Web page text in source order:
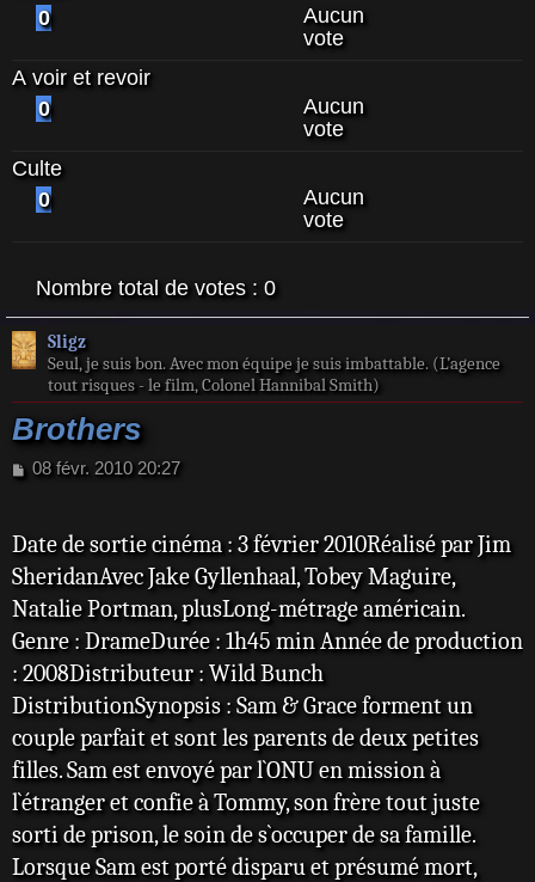
0
Aucun
vote
A voir et revoir
0
Aucun
vote
Culte
0
Aucun
vote
Nombre total de votes : 0
Sligz
Seul, je suis bon. Avec mon équipe je suis imbattable. (L’agence
tout risques - le film, Colonel Hannibal Smith)
Brothers
M
a
g
e
08 févr. 2010 20:27
Date de sortie cinéma : 3 février 2010Réalisé par Jim
SheridanAvec Jake Gyllenhaal, Tobey Maguire,
Natalie Portman, plusLong-métrage américain.
Genre : DrameDurée : 1h45 min Année de production
: 2008Distributeur : Wild Bunch
DistributionSynopsis : Sam & Grace forment un
couple parfait et sont les parents de deux petites
filles. Sam est envoyé par l`ONU en mission à
l`étranger et confie à Tommy, son frère tout juste
sorti de prison, le soin de s`occuper de sa famille.
Lorsque Sam est porté disparu et présumé mort,